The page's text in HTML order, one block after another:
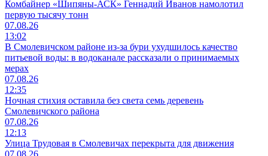
Комбайнер «Шипяны-АСК» Геннадий Иванов намолотил
первую тысячу тонн
07.08.26
13:02
В Смолевичском районе из‑за бури ухудшилось качество
питьевой воды: в водоканале рассказали о принимаемых
мерах
07.08.26
12:35
Ночная стихия оставила без света семь деревень
Смолевичского района
07.08.26
12:13
Улица Трудовая в Смолевичах перекрыта для движения
07.08.26